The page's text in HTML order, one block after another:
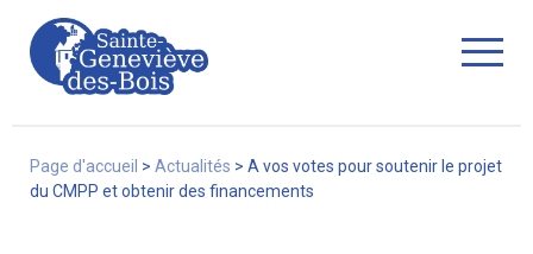
Page d'accueil > Actualités > A vos votes pour soutenir le projet
du CMPP et obtenir des financements